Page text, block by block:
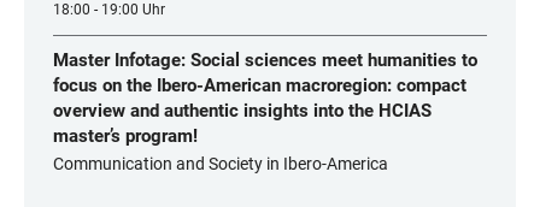
18:00 - 19:00 Uhr
Master Infotage: Social sciences meet humanities to
focus on the Ibero-American macroregion: compact
overview and authentic insights into the HCIAS
master’s program!
Communication and Society in Ibero-America